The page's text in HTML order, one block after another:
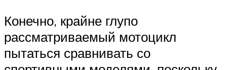
Конечно, крайне глупо
рассматриваемый мотоцикл
пытаться сравнивать со